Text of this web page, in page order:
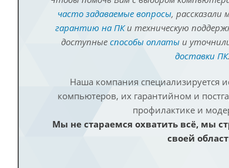
часто задаваемые вопросы, рассказали
гарантию на ПКи техническую
доступные способы оплатыи
доставки ПК.
Наша компания специализируется
компьютеров, их гарантийном и
профилактике и
Мы не стараемся охватить всё, мы
своей